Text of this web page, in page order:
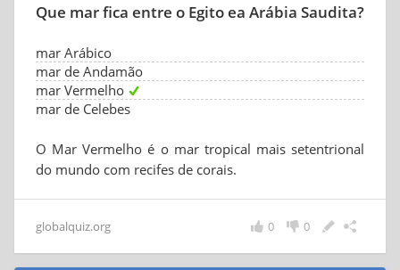
Que mar fica entre o Egito ea Arábia Saudita?
mar Arábico
mar de Andamão
mar Vermelho
mar de Celebes
O Mar Vermelho é o mar tropical mais setentrional
do mundo com recifes de corais.
globalquiz.org 0
0